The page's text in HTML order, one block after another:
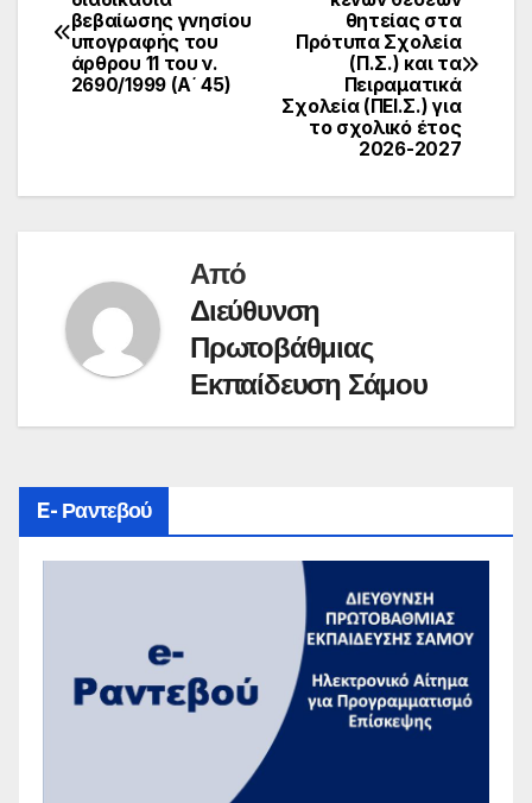
άρθρων
θητείας στα
Πρότυπα Σχολεία
(Π.Σ.) και τα
Πειραματικά
Σχολεία (ΠΕΙ.Σ.) για
το σχολικό έτος
2026-2027
βεβαίωσης γνησίου
υπογραφής του
άρθρου 11 του ν.
2690/1999 (Α΄ 45)
Από
Διεύθυνση
Πρωτοβάθμιας
Εκπαίδευση Σάμου
E- Ραντεβού